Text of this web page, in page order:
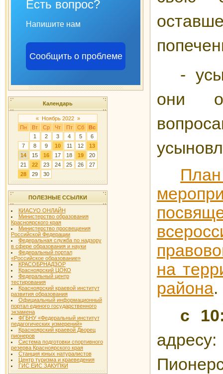
Есть вопрос?
Напишите нам
Сообщить о проблеме
Календарь
« Ноябрь 2022 »
Пн
Вт Ср Чт Пт Сб
Вс
1
2 3 4 5
6
7
8 9 10 11 12
13
14
15 16 17 18 19
20
21
22 23 24 25 26
27
28
29 30
ПОЛЕЗНЫЕ ССЫЛКИ
КИАСУО ОНЛАЙН
Министерство образования
Красноярского края
Министерство просвещения
Российской Федерации
Федеральная служба по надзору
в сфере образования и науки
Федеральный портал
«Российское образование»
КРАСОБРНАДЗОР
Красноярский ЦОКО
Федеральный центр
тестирования
Красноярский краевой институт
развития образования
Официальный информационный
портал единого государственного
экзамена
ФГБНУ «Федеральный институт
педагогических измерений»
Красноярский краевой Дворец
пионеров
Система подготовки спортивного
резерва Красноярского края
Станция юных натуралистов
Центр туризма и краеведения
ГИС ЕИС ЗАКУПКИ
-
они
на
района.
с